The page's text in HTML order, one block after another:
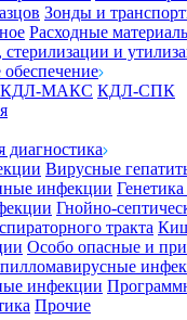
Зонды и
Расходные
и
КДЛ-МАКС КДЛ-СПК
диагностика
Вирусные
инфекции
Гнойно-
тракта
Особо опасные и
инфекции
Прочие